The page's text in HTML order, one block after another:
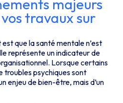
majeurs
travaux sur
que la santé mentale n’est
représente un indicateur de
Lorsque certains
troubles psychiques sont
enjeu de bien-être, mais d’un